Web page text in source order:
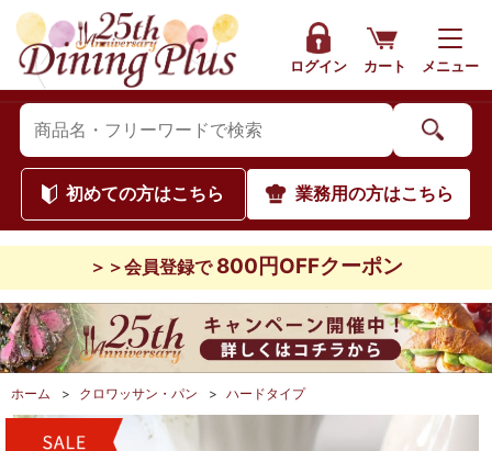
ログイン カート メニュー
初めての方はこちら 業務用の方はこちら
＞＞会員登録で 800円OFFクーポン
ホーム > クロワッサン・パン > ハードタイプ